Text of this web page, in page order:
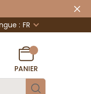
: FR
PANIER